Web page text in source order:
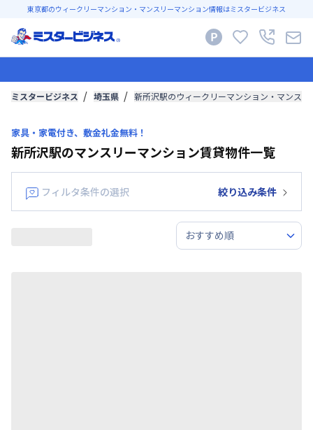
東京都のウィークリーマンション・マンスリーマンション情報はミスタービジネス
ミスタービジネス 埼玉県 新所沢駅のウィークリーマンション・マンス
家具・家電付き、敷金礼金無料！
新所沢駅のマンスリーマンション賃貸物件一覧
フィルタ条件の選択 絞り込み条件